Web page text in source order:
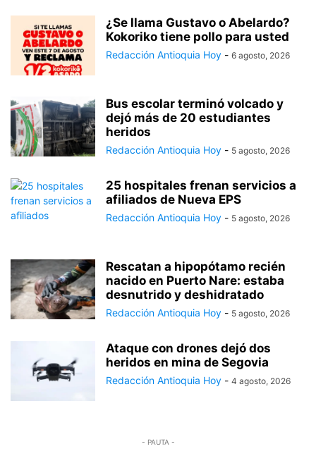
¿Se llama Gustavo o Abelardo?
Kokoriko tiene pollo para usted
Redacción Antioquia Hoy - 6 agosto, 2026
Bus escolar terminó volcado y
dejó más de 20 estudiantes
heridos
Redacción Antioquia Hoy - 5 agosto, 2026
25 hospitales frenan servicios a
afiliados de Nueva EPS
Redacción Antioquia Hoy - 5 agosto, 2026
Rescatan a hipopótamo recién
nacido en Puerto Nare: estaba
desnutrido y deshidratado
Redacción Antioquia Hoy - 5 agosto, 2026
Ataque con drones dejó dos
heridos en mina de Segovia
Redacción Antioquia Hoy - 4 agosto, 2026
- PAUTA -